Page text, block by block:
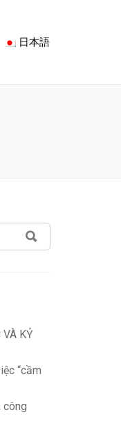
日本語
KỶ
“cầm
công